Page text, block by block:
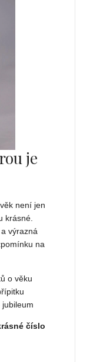
je
není jen
krásné.
výrazná
na
o věku
číslo